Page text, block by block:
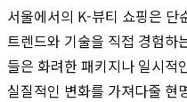
서울에서의 K-뷰티 쇼핑은 단
트렌드와 기술을 직접 경험하
들은 화려한 패키지나 일시적
실질적인 변화를 가져다줄 현